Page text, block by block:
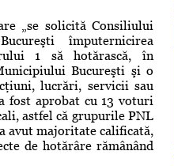
„se solicită Consiliului
împuternicirea
1 să hotărască, în
Bucureşti şi o
lucrări, servicii sau
fost aprobat cu 13 voturi
astfel că grupurile PNL
avut majoritate calificată,
de hotărâre rămânând